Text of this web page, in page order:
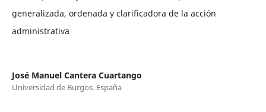
generalizada, ordenada y clarificadora de la acción
administrativa
José Manuel Cantera Cuartango
Universidad de Burgos. España